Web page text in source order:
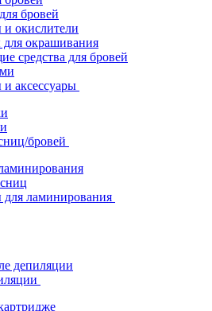
бровей
окислители
окрашивания
средства для бровей
аксессуары
бровей
ламинирования
депиляции